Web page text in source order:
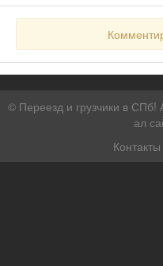
© Переезд и грузчики в СПб!
ал
Контакты